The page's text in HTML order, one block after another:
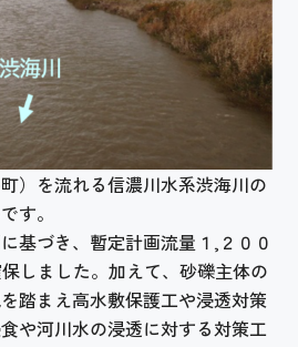
）を流れる信濃川水系渋海川の
す。
基づき、暫定計画流量１,２００
しました。加えて、砂礫主体の
踏まえ高水敷保護工や浸透対策
や河川水の浸透に対する対策工